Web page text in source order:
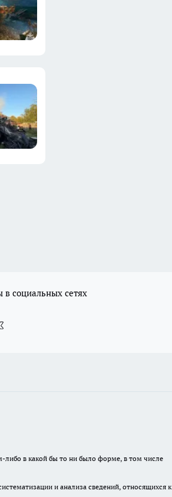
социальных сетях
либо в какой бы то ни было форме, в том числе
и анализа сведений, относящихся к